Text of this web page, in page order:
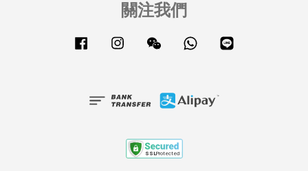
關注我們
Facebook Instagram Wechat Whatsapp